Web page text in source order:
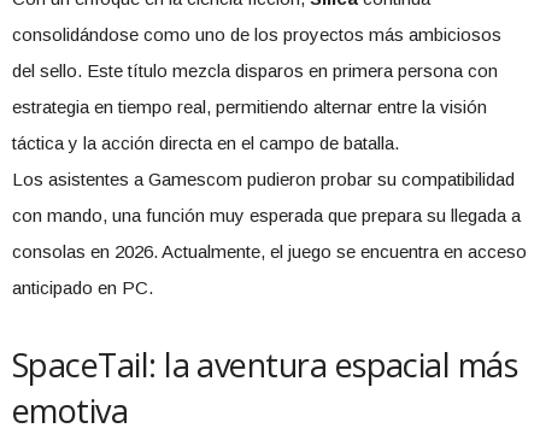
consolidándose como uno de los proyectos más ambiciosos
del sello. Este título mezcla disparos en primera persona con
estrategia en tiempo real, permitiendo alternar entre la visión
táctica y la acción directa en el campo de batalla.
Los asistentes a Gamescom pudieron probar su compatibilidad
con mando, una función muy esperada que prepara su llegada a
consolas en 2026. Actualmente, el juego se encuentra en acceso
anticipado en PC.
SpaceTail: la aventura espacial más
emotiva